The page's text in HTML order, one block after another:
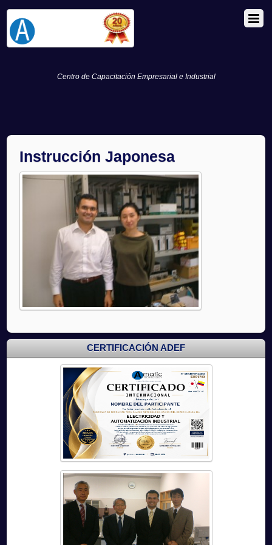
Centro de Capacitación Empresarial e Industrial
Instrucción Japonesa
CERTIFICACIÓN ADEF